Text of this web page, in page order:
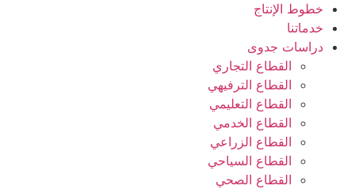
خطوط الإنتاج
خدماتنا
دراسات جدوى
القطاع التجاري
القطاع الترفيهي
القطاع التعليمي
القطاع الخدمي
القطاع الزراعي
القطاع السياحي
القطاع الصحي